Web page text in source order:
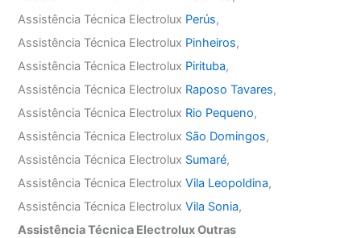
Assistência Técnica Electrolux Perús,
Assistência Técnica Electrolux Pinheiros,
Assistência Técnica Electrolux Pirituba,
Assistência Técnica Electrolux Raposo Tavares,
Assistência Técnica Electrolux Rio Pequeno,
Assistência Técnica Electrolux São Domingos,
Assistência Técnica Electrolux Sumaré,
Assistência Técnica ElectroluxVila Leopoldina,
Assistência Técnica ElectroluxVila Sonia,
Assistência Técnica Electrolux Outras